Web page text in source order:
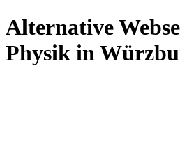
Alternative
Physik in